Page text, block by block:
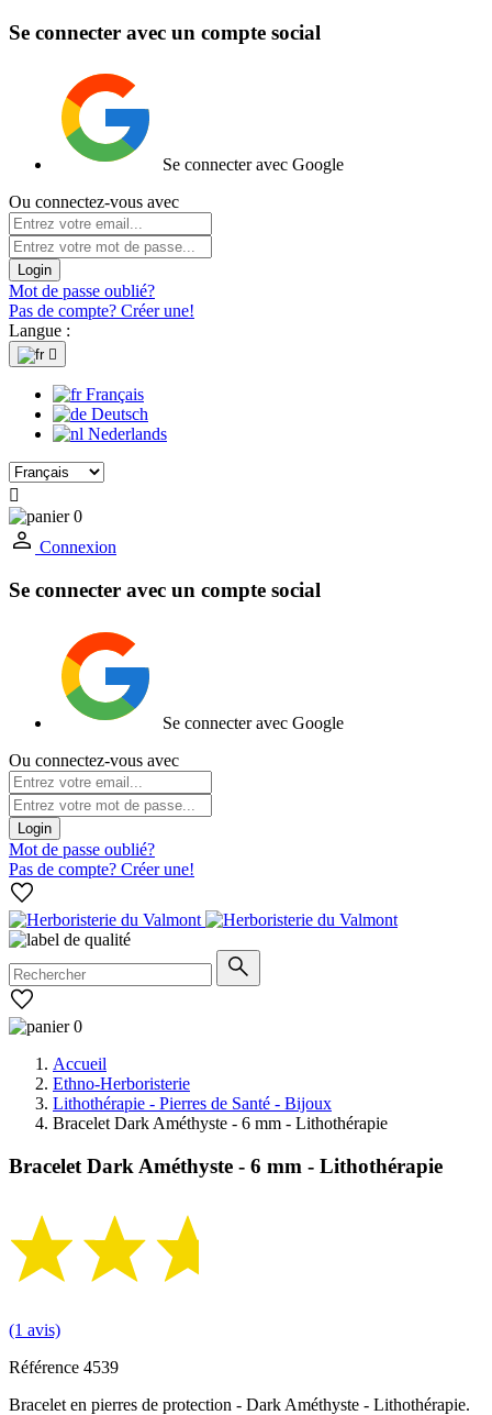
Se connecter avec un compte social
Se connecter avec Google
Ou connectez-vous avec
Login
Mot de passe oublié?
Pas de compte? Créer une!
Langue :

Français
Deutsch
Nederlands

0
Connexion
Se connecter avec un compte social
Se connecter avec Google
Ou connectez-vous avec
Login
Mot de passe oublié?
Pas de compte? Créer une!
0
Accueil
Ethno-Herboristerie
Lithothérapie - Pierres de Santé - Bijoux
Bracelet Dark Améthyste - 6 mm - Lithothérapie
Bracelet Dark Améthyste - 6 mm - Lithothérapie
(1 avis)
Référence 4539
Bracelet en pierres de protection - Dark Améthyste - Lithothérapie.